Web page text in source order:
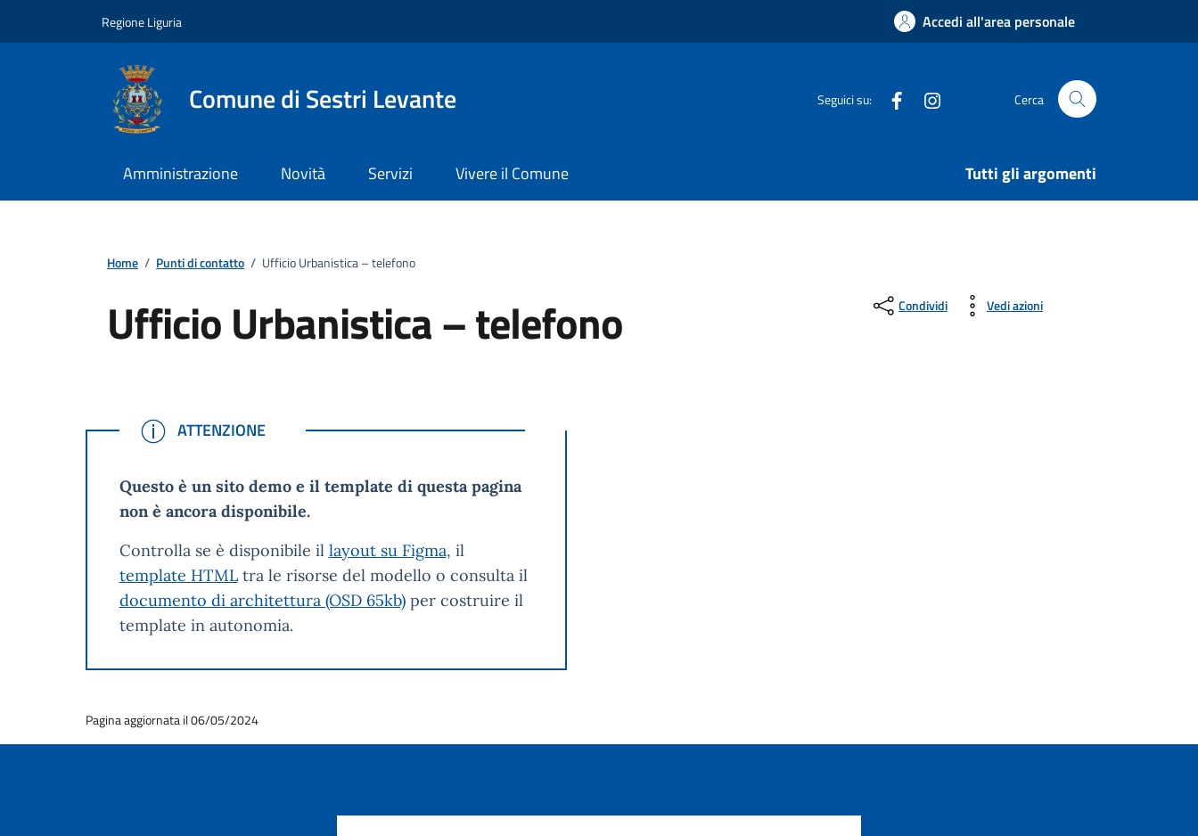
Regione Liguria Accedi all'area personale
Comune di Sestri Levante Seguici su: Facebook Cerca
Amministrazione Novità Servizi Vivere il Comune Tutti gli argomenti
Home / Punti di contatto / Ufficio Urbanistica – telefono
Ufficio Urbanistica – telefono Condividi Vedi azioni
ATTENZIONE
ATTENZIONE
Questo è un sito demo e il template di questa pagina
non è ancora disponibile.
Controlla se è disponibile il layout su Figma, il
template HTMLtra le risorse del modello o consulta il
documento di architettura (OSD 65kb)per costruire il
template in autonomia.
Pagina aggiornata il 06/05/2024